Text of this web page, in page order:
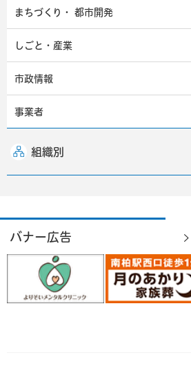
まちづくり・ 都市開発
しごと・産業
市政情報
事業者
組織別
バナー広告